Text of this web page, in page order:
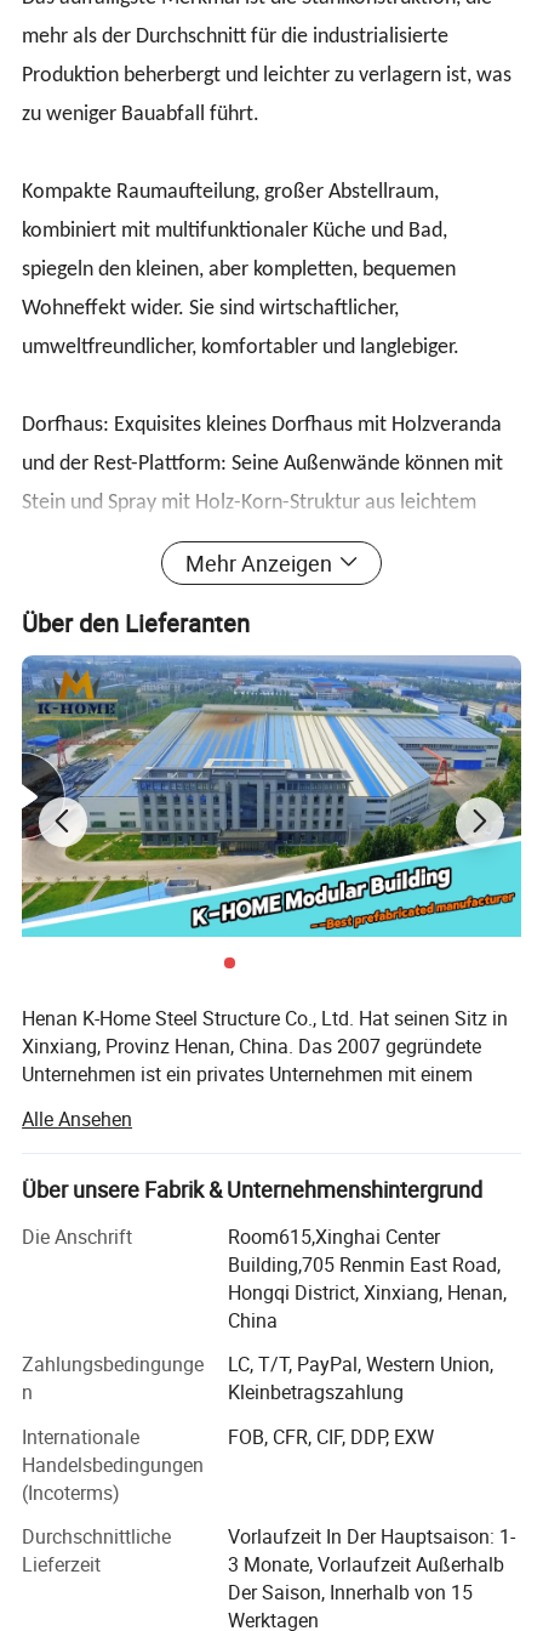
mehr als der Durchschnitt für die industrialisierte
Produktion beherbergt und leichter zu verlagern ist, was
zu weniger Bauabfall führt.
Kompakte Raumaufteilung, großer Abstellraum,
kombiniert mit multifunktionaler Küche und Bad,
spiegeln den kleinen, aber kompletten, bequemen
Wohneffekt wider. Sie sind wirtschaftlicher,
umweltfreundlicher, komfortabler und langlebiger.
Dorfhaus: Exquisites kleines Dorfhaus mit Holzveranda
und der Rest-Plattform: Seine Außenwände können mit
Stein und Spray mit Holz-Korn-Struktur aus leichtem
Stahl kombiniert werden, um eine komfortable pastorale
Stimmung zu zeigen.
Gute Qualität
Wir wählen hochwertigen Stahl, um die
Unterstützung zu machen. Wie bei Platten wählen
Mehr Anzeigen
Über den Lieferanten
Henan K-Home Steel Structure Co., Ltd. Hat seinen Sitz in
Xinxiang, Provinz Henan, China. Das 2007 gegründete
Unternehmen ist ein privates Unternehmen mit einem
Fläche von 100, 000 Quadratmetern und beschäftigt mehr
als 260 Mitarbeiter.
Wir sind spezialisiert auf die Planung,
Projektbudgetierung, Fertigung und Montage von
Fertigbauten, Stahlkonstruktionen, Sandwichpaneelen und
modularen Gehäusesystemen. Mit EINER Klasse II
Generalunternehmerqualifikation und einer Klasse I
Lösungen für verschiedene Bau- und Baukastenprojekte
anbieten.
Unsere Hauptprodukte umfassen Containerhäuser, OEM-
Fertighäuser, Sandwichpaneele, Baumaterialien, leichte
Stahlkonstruktionen, vorgefertigte Gebäude und
Installationsdienste.
Die Fabrik verfügt über mehr als 20 Produktionslinien und
mehrere spezialisierte Werkstätten für schnell
Alle Ansehen
Über unsere Fabrik & Unternehmenshintergrund
Die Anschrift
Room615,Xinghai Center
Building,705 Renmin East Road,
Hongqi District, Xinxiang, Henan,
China
Zahlungsbedingunge
n
LC, T/T, PayPal, Western Union,
Kleinbetragszahlung
Internationale
Handelsbedingungen
(Incoterms)
FOB, CFR, CIF, DDP, EXW
Durchschnittliche
Lieferzeit
Vorlaufzeit In Der Hauptsaison: 1-
3 Monate, Vorlaufzeit Außerhalb
Der Saison, Innerhalb von 15
Werktagen